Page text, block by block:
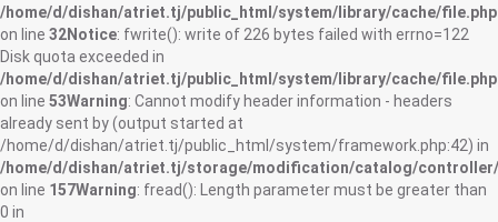
/home/d/dishan/atriet.tj/public_html/system/library/cache/file.php
on line 32Notice: fwrite(): write of 226 bytes failed with errno=122
Disk quota exceeded in
/home/d/dishan/atriet.tj/public_html/system/library/cache/file.php
on line 53Warning: Cannot modify header information - headers
already sent by (output started at
/home/d/dishan/atriet.tj/public_html/system/framework.php:42) in
/home/d/dishan/atriet.tj/storage/modification/catalog/
on line 157Warning: fread(): Length parameter must be greater than
0 in